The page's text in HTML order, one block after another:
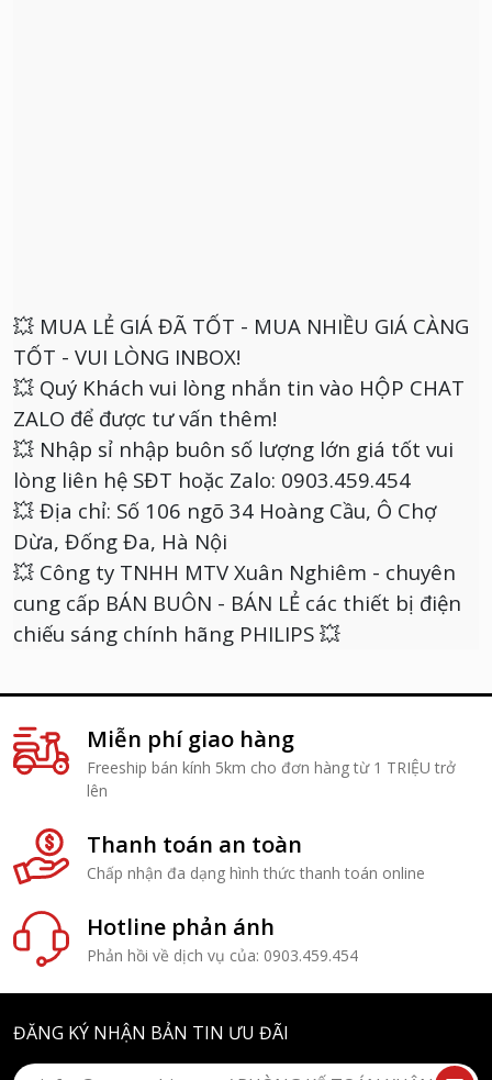
💥 MUA LẺ GIÁ ĐÃ TỐT - MUA NHIỀU GIÁ CÀNG
TỐT - VUI LÒNG INBOX!
💥 Quý Khách vui lòng nhắn tin vào HỘP CHAT
ZALO để được tư vấn thêm!
💥 Nhập sỉ nhập buôn số lượng lớn giá tốt vui
lòng liên hệ SĐT hoặc Zalo: 0903.459.454
💥 Địa chỉ: Số 106 ngõ 34 Hoàng Cầu, Ô Chợ
Dừa, Đống Đa, Hà Nội
💥 Công ty TNHH MTV Xuân Nghiêm - chuyên
cung cấp BÁN BUÔN - BÁN LẺ các thiết bị điện
chiếu sáng chính hãng PHILIPS 💥
Miễn phí giao hàng
Freeship bán kính 5km cho đơn hàng từ 1 TRIỆU trở
lên
Thanh toán an toàn
Chấp nhận đa dạng hình thức thanh toán online
Hotline phản ánh
Phản hồi về dịch vụ của: 0903.459.454
ĐĂNG KÝ NHẬN BẢN TIN ƯU ĐÃI